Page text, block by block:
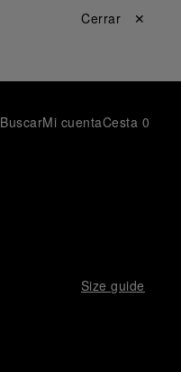
Cerrar ✕
BuscarMi cuentaCesta 0
Size guide